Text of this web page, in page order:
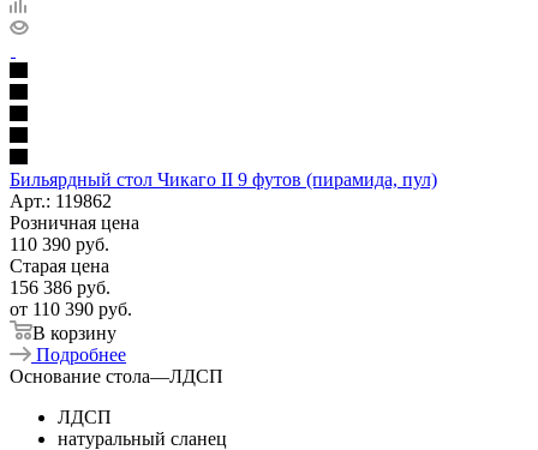
Бильярдный стол Чикаго II 9 футов (пирамида, пул)
Арт.: 119862
Розничная цена
110 390 руб.
Старая цена
156 386 руб.
от 110 390 руб.
В корзину
Подробнее
Основание стола—ЛДСП
ЛДСП
натуральный сланец